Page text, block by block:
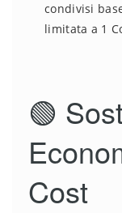
condivisi
limitata a 1
🟢
Cost